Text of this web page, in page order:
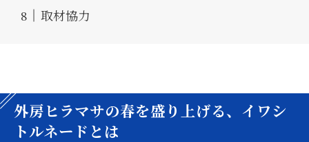
取材協力
外房ヒラマサの春を盛り上げる、イワシ
トルネードとは